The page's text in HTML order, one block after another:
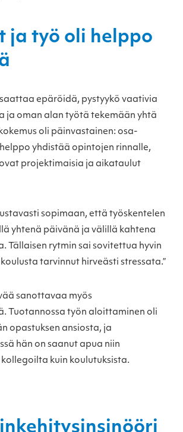
ja työ oli helppo
epäröidä, pystyykö vaativia
ja oman alan työtä tekemään yhtä
oli päinvastainen: osa-
yhdistää opintojen rinnalle,
projektimaisia ja aikataulut
sopimaan, että työskentelen
yhtenä päivänä ja välillä kahtena
Tällaisen rytmin sai sovitettua hyvin
tarvinnut hirveästi stressata.”
sanottavaa myös
Tuotannossa työn aloittaminen oli
opastuksen ansiosta, ja
hän on saanut apua niin
kuin koulutuksista.